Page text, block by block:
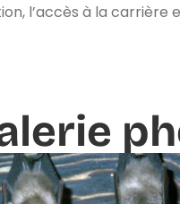
l’accès à la carrière